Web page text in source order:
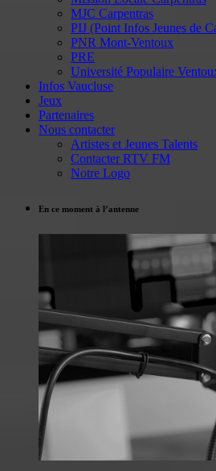
MJC Carpentras
PIJ (Point Infos Jeunes de
PNR Mont-Ventoux
PRE
Université Populaire
Infos Vaucluse
Jeux
Partenaires
Nous contacter
Artistes et Jeunes Talents
Contacter RTV FM
Notre Logo
En ce moment à l’antenne